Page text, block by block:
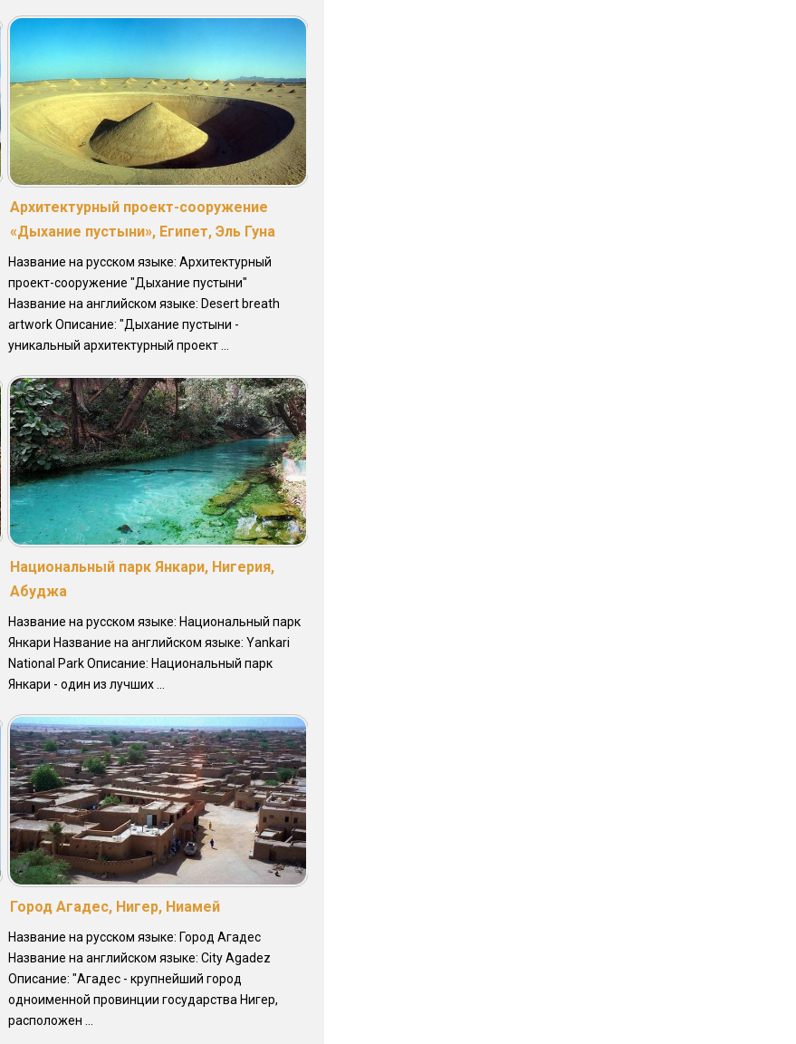
Архитектурный проект-сооружение
«Дыхание пустыни», Египет, Эль Гуна
Название на русском языке: Архитектурный
проект-сооружение "Дыхание пустыни"
Название на английском языке: Desert breath
artwork Описание: "Дыхание пустыни -
уникальный архитектурный проект ...
Национальный парк Янкари, Нигерия,
Абуджа
Название на русском языке: Национальный парк
Янкари Название на английском языке: Yankari
National Park Описание: Национальный парк
Янкари - один из лучших ...
Город Агадес, Нигер, Ниамей
Название на русском языке: Город Агадес
Название на английском языке: City Agadez
Описание: "Агадес - крупнейший город
одноименной провинции государства Нигер,
расположен ...